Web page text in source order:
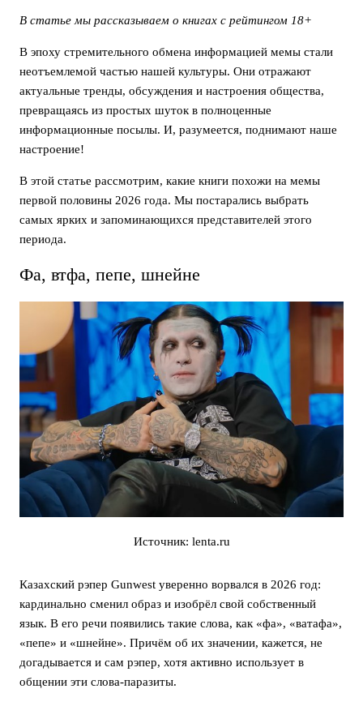
В статье мы рассказываем о книгах с рейтингом 18+
В эпоху стремительного обмена информацией мемы стали
неотъемлемой частью нашей культуры. Они отражают
актуальные тренды, обсуждения и настроения общества,
превращаясь из простых шуток в полноценные
информационные посылы. И, разумеется, поднимают наше
настроение!
В этой статье рассмотрим, какие книги похожи на мемы
первой половины 2026 года. Мы постарались выбрать
самых ярких и запоминающихся представителей этого
периода.
Фа, втфа, пепе, шнейне
Источник: lenta.ru
Казахский рэпер Gunwest уверенно ворвался в 2026 год:
кардинально сменил образ и изобрёл свой собственный
язык. В его речи появились такие слова, как «фа», «ватафа»,
«пепе» и «шнейне». Причём об их значении, кажется, не
догадывается и сам рэпер, хотя активно использует в
общении эти слова-паразиты.